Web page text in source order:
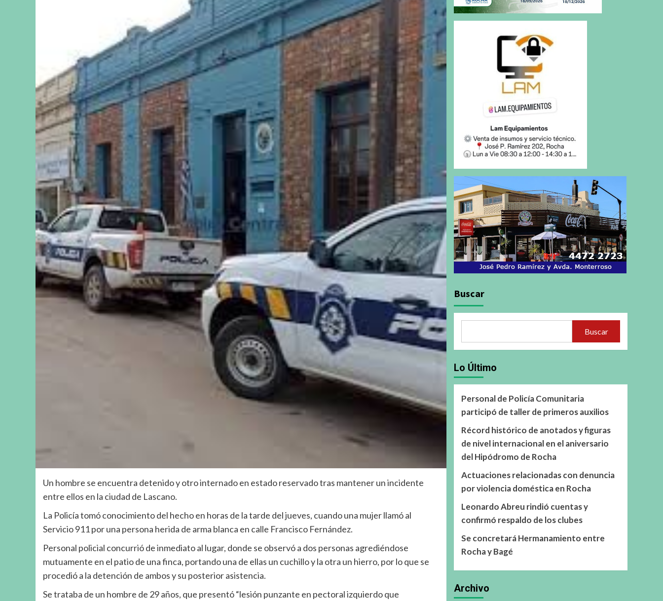
Un hombre se encuentra detenido y otro internado en estado reservado tras mantener un incidente
entre ellos en la ciudad de Lascano.
La Policía tomó conocimiento del hecho en horas de la tarde del jueves, cuando una mujer llamó al
Servicio 911 por una persona herida de arma blanca en calle Francisco Fernández.
Personal policial concurrió de inmediato al lugar, donde se observó a dos personas agrediéndose
mutuamente en el patio de una finca, portando una de ellas un cuchillo y la otra un hierro, por lo que se
procedió a la detención de ambos y su posterior asistencia.
Se trataba de un hombre de 29 años, que presentó “lesión punzante en pectoral izquierdo que
Buscar
Buscar
Lo Último
Personal de Policía Comunitaria
participó de taller de primeros auxilios
Récord histórico de anotados y figuras
de nivel internacional en el aniversario
del Hipódromo de Rocha
Actuaciones relacionadas con denuncia
por violencia doméstica en Rocha
Leonardo Abreu rindió cuentas y
confirmó respaldo de los clubes
Se concretará Hermanamiento entre
Rocha y Bagé
Archivo